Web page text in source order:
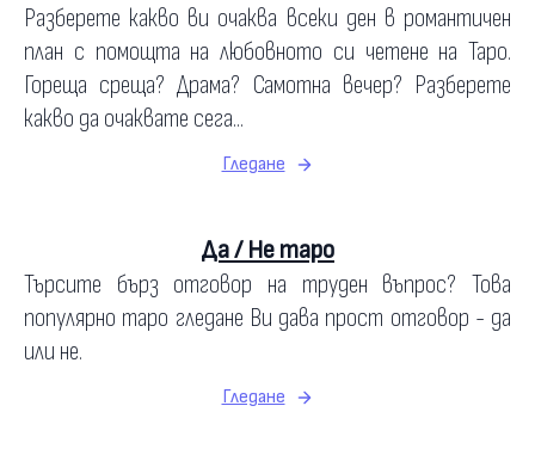
Разберете какво ви очаква всеки ден в романтичен
план с помощта на любовното си четене на Таро.
Гореща среща? Драма? Самотна вечер? Разберете
какво да очаквате сега...
Гледане
Да / Не таро
Търсите бърз отговор на труден въпрос? Това
популярно таро гледане Ви дава прост отговор - да
или не.
Гледане